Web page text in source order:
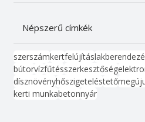
Népszerű címkék
szerszámkertfelújítás
bútorvízfűtésszerkesztőség
dísznövényhőszigeteléstető
kerti munkabetonnyár